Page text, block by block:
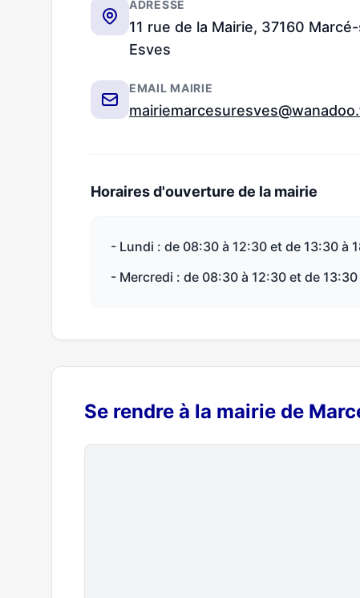
ADRESSE
11 rue de la Mairie, 37160
Esves
EMAIL MAIRIE
Horaires d'ouverture de la mairie
- Lundi : de 08:30 à 12:30 et de 13:30 à
- Mercredi : de 08:30 à 12:30 et de
Se rendre à la mairie de